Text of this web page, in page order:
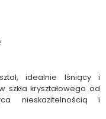
idealnie lśniący i
szkła kryształowego od
nieskazitelnością i